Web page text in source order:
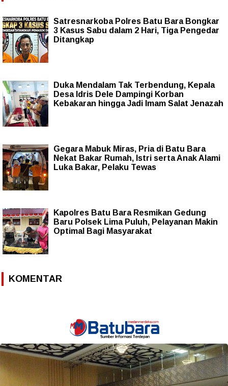
Satresnarkoba Polres Batu Bara Bongkar
3 Kasus Sabu dalam 2 Hari, Tiga Pengedar
Ditangkap
Duka Mendalam Tak Terbendung, Kepala
Desa Idris Dele Dampingi Korban
Kebakaran hingga Jadi Imam Salat Jenazah
Gegara Mabuk Miras, Pria di Batu Bara
Nekat Bakar Rumah, Istri serta Anak Alami
Luka Bakar, Pelaku Tewas
Kapolres Batu Bara Resmikan Gedung
Baru Polsek Lima Puluh, Pelayanan Makin
Optimal Bagi Masyarakat
KOMENTAR